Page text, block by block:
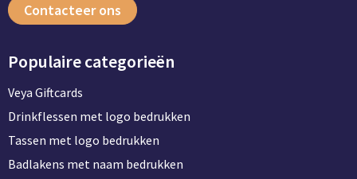
Contacteer ons
Populaire categorieën
Veya Giftcards
Drinkflessen met logo bedrukken
Tassen met logo bedrukken
Badlakens met naam bedrukken